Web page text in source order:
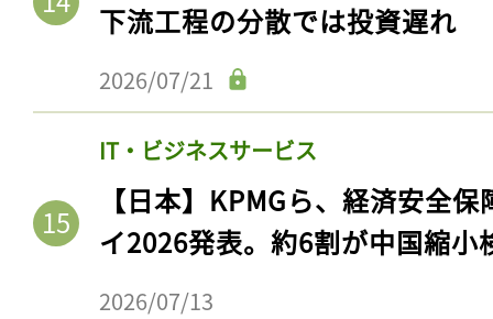
下流工程の分散では投資遅れ
2026/07/21
IT・ビジネスサービス
【日本】KPMGら、経済安全
イ2026発表。約6割が中国縮小
2026/07/13